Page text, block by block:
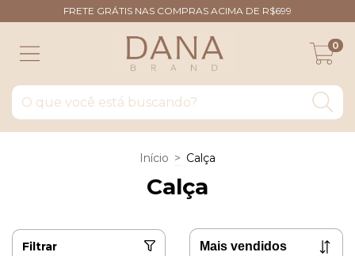
FRETE GRÁTIS NAS COMPRAS ACIMA DE R$699
0
Início > Calça
Calça
Filtrar